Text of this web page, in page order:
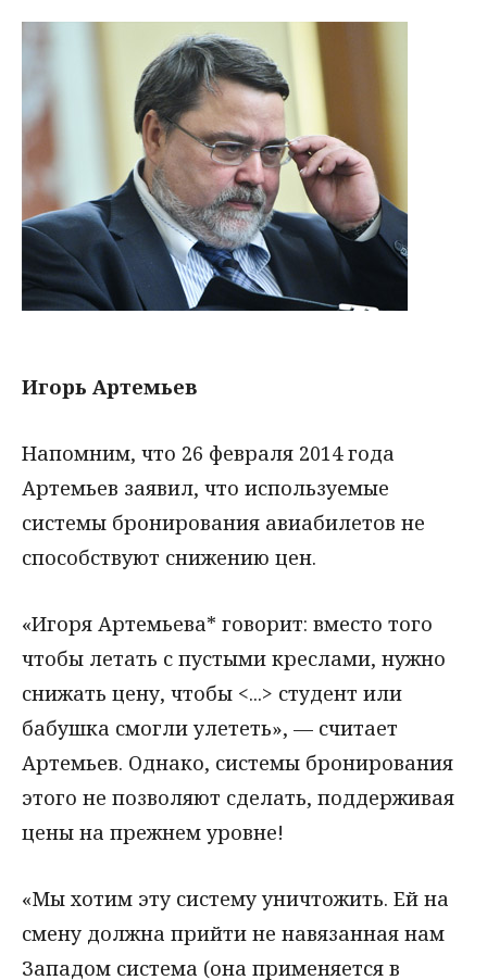
Игорь Артемьев
Напомним, что 26 февраля 2014 года
Артемьев заявил, что используемые
системы бронирования авиабилетов не
способствуют снижению цен.
«Игоря Артемьева* говорит: вместо того
чтобы летать с пустыми креслами, нужно
снижать цену, чтобы <...> студент или
бабушка смогли улететь», — считает
Артемьев. Однако, системы бронирования
этого не позволяют сделать, поддерживая
цены на прежнем уровне!
«Мы хотим эту систему уничтожить. Ей на
смену должна прийти не навязанная нам
Западом система (она применяется в